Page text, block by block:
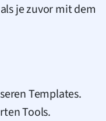
je zuvor mit dem
Templates.
Tools.